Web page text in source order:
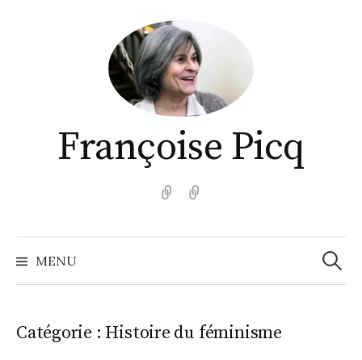
Françoise Picq
English
MENU
Catégorie : Histoire du féminisme